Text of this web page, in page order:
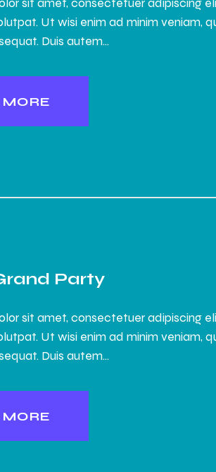
Ut wisi enim ad minim veniam,
Duis autem…
MORE
Party
sit amet, consectetuer adipiscing
Ut wisi enim ad minim veniam,
Duis autem…
MORE